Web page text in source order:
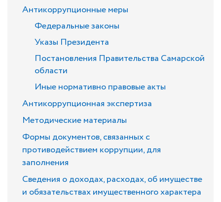
Антикоррупционные меры
Федеральные законы
Указы Президента
Постановления Правительства Самарской
области
Иные нормативно правовые акты
Антикоррупционная экспертиза
Методические материалы
Формы документов, связанных с
противодействием коррупции, для
заполнения
Сведения о доходах, расходах, об имуществе
и обязательствах имущественного характера